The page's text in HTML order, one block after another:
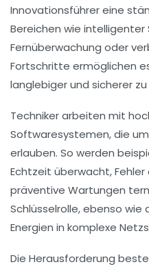
Innovationsführer eine
Bereichen wie
Fernüberwachung oder
Fortschritte ermöglichen
langlebiger und sicherer
Techniker arbeiten mit
Softwaresystemen, die
erlauben. So werden
Echtzeit überwacht,
präventive Wartungen
Schlüsselrolle, ebenso
Energien in komplexe
Die Herausforderung